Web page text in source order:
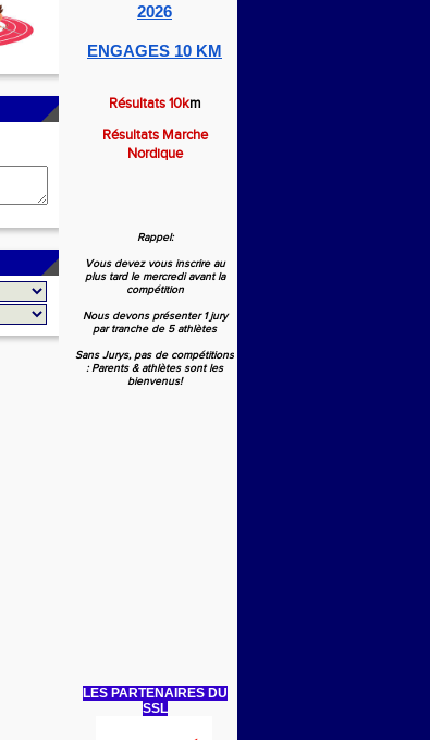
2026
ENGAGES 10 KM
Résultats 10km
Résultats Marche
Nordique
Rappel:
Vous devez vous inscrire au
plus tard le mercredi avant la
compétition
Nous devons présenter 1 jury
par tranche de 5 athlètes
Sans Jurys, pas de compétitions
: Parents & athlètes sont les
bienvenus!
LES PARTENAIRES DU
SSL